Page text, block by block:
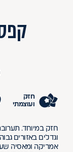
חזק
ועוצמתי
חזק במיוחד.
וגדלים באזורים
אמריקה ומאסיה